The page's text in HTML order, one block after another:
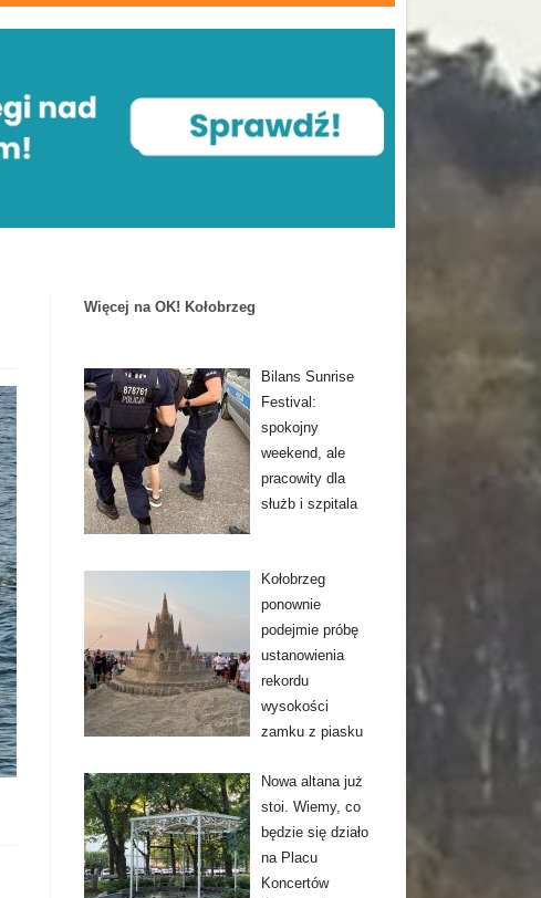
Więcej na OK! Kołobrzeg
Bilans Sunrise
Festival:
spokojny
weekend, ale
pracowity dla
służb i szpitala
Kołobrzeg
ponownie
podejmie próbę
ustanowienia
rekordu
wysokości
zamku z piasku
Nowa altana już
stoi. Wiemy, co
będzie się działo
na Placu
Koncertów